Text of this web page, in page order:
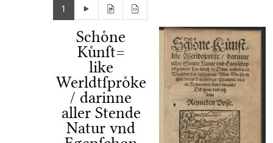
1
Schoͤne
Kuͤnſt=
like
Werldtſproͤke
/ darinne
aller Stende
Natur vnd